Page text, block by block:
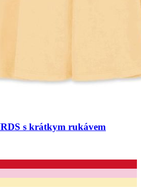
s krátkym rukávem